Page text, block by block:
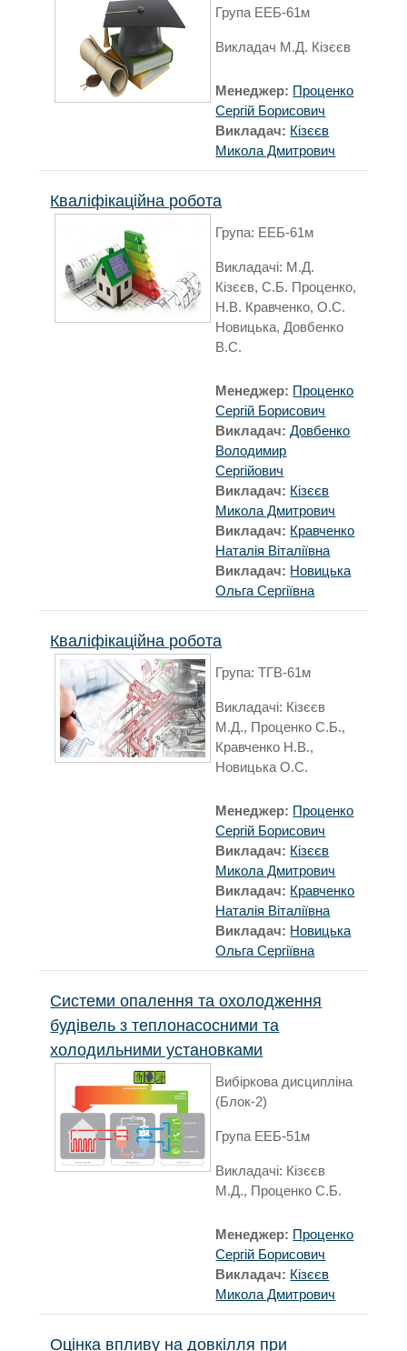
Група ЕЕБ-61м
Викладач М.Д. Кізєєв
Менеджер: Проценко
Сергій Борисович
Викладач: Кізєєв
Микола Дмитрович
Кваліфікаційна робота
Група: ЕЕБ-61м
Викладачі: М.Д.
Кізєєв, С.Б. Проценко,
Н.В. Кравченко, О.С.
Новицька, Довбенко
В.С.
Менеджер: Проценко
Сергій Борисович
Викладач:Довбенко
Володимир
Сергійович
Викладач: Кізєєв
Микола Дмитрович
Викладач: Кравченко
Наталія Віталіївна
Викладач: Новицька
Ольга Сергіївна
Кваліфікаційна робота
Група: ТГВ-61м
Викладачі: Кізєєв
М.Д., Проценко С.Б.,
Кравченко Н.В.,
Новицька О.С.
Менеджер: Проценко
Сергій Борисович
Викладач: Кізєєв
Микола Дмитрович
Викладач: Кравченко
Наталія Віталіївна
Викладач: Новицька
Ольга Сергіївна
Системи опалення та охолодження
будівель з теплонасосними та
холодильними установками
Вибіркова дисципліна
(Блок-2)
Група ЕЕБ-51м
Викладачі: Кізєєв
М.Д., Проценко С.Б.
Менеджер: Проценко
Сергій Борисович
Викладач: Кізєєв
Микола Дмитрович
Оцінка впливу на довкілля при